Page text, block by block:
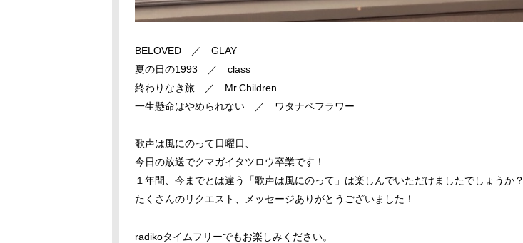
BELOVED ／ GLAY
夏の日の1993 ／ class
終わりなき旅 ／ Mr.Children
一生懸命はやめられない ／ ワタナベフラワー
歌声は風にのって日曜日、
今日の放送でクマガイタツロウ卒業です！
１年間、今までとは違う「歌声は風にのって」は楽しんでいただけましたでしょうか？
たくさんのリクエスト、メッセージありがとうございました！
radikoタイムフリーでもお楽しみください。